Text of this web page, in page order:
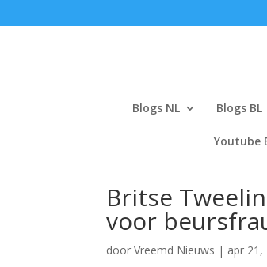
Blogs NL Blogs BL
Youtube
Britse
voor
doorVreemd Nieuws | apr 21,